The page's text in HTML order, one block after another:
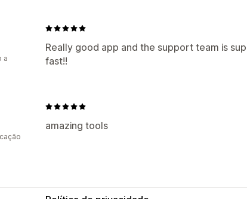
Really good app and the support team is
fast!!
a
amazing tools